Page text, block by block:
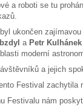
a roboti se tu
ukončen zajímavou
a Petr Kulhánek
moderní
a jejich
Festival zachytila
Festivalu nám